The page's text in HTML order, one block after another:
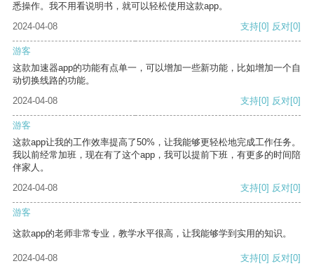
悉操作。我不用看说明书，就可以轻松使用这款app。
2024-04-08
支持[0] 反对[0]
游客
这款加速器app的功能有点单一，可以增加一些新功能，比如增加一个自
动切换线路的功能。
2024-04-08
支持[0] 反对[0]
游客
这款app让我的工作效率提高了50%，让我能够更轻松地完成工作任务。
我以前经常加班，现在有了这个app，我可以提前下班，有更多的时间陪
伴家人。
2024-04-08
支持[0] 反对[0]
游客
这款app的老师非常专业，教学水平很高，让我能够学到实用的知识。
2024-04-08 支持[0] 反对[0]